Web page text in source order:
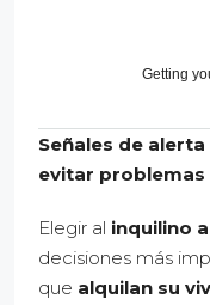
Getting
Señales de
evitar
Elegir al inquilino
decisiones más
que alquilan su